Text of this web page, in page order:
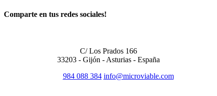
Comparte en tus redes sociales!
C/ Los Prados 166
33203 - Gijón - Asturias - España
984 088 384 info@microviable.com